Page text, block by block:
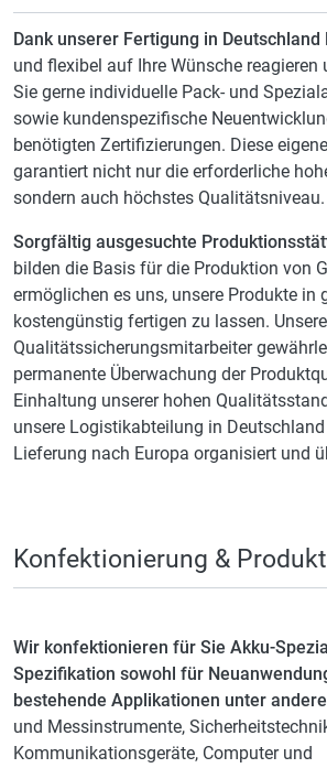
Dank unserer Fertigung in Deutschland
und flexibel auf Ihre Wünsche reagieren
Sie gerne individuelle Pack- und
sowie kundenspezifische
benötigten Zertifizierungen. Diese
garantiert nicht nur die erforderliche
sondern auch höchstes Qualitätsniveau.
Sorgfältig ausgesuchte
bilden die Basis für die Produktion von
ermöglichen es uns, unsere Produkte in
kostengünstig fertigen zu lassen. Unsere
Qualitätssicherungsmitarbeiter
permanente Überwachung der
Einhaltung unserer hohen
unsere Logistikabteilung in
Lieferung nach Europa organisiert und
Konfektionierung &
Wir konfektionieren für Sie Akku-
Spezifikation sowohl für
bestehende Applikationen unter
und Messinstrumente,
Kommunikationsgeräte, Computer und